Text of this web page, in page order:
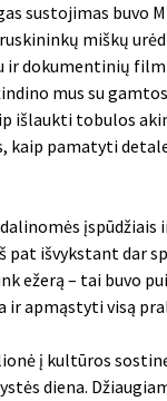
sustojimas buvo
miškų
dokumentinių
mus su
išlaukti tobulos
kaip pamatyti
įspūdžiais
pat išvykstant dar
ežerą – tai buvo
ir apmąstyti visą
į kultūros
diena.